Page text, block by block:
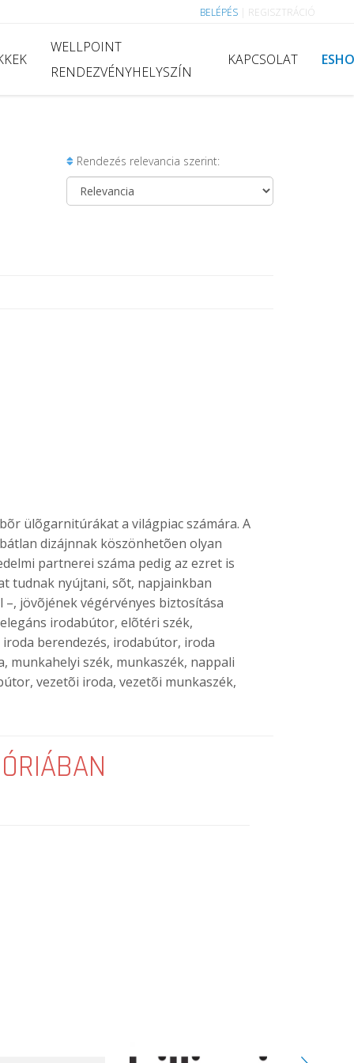
BELÉPÉS REGISZTRÁCIÓ
WELLPOINT
RENDEZVÉNYHELYSZÍN
KAPCSOLAT
Rendezés relevancia szerint:
ülõgarnitúrákat a világpiac számára. A
dizájnnak köszönhetõen olyan
partnerei száma pedig az ezret is
tudnak nyújtani, sõt, napjainkban
jövõjének végérvényes biztosítása
irodabútor, elõtéri szék,
berendezés, irodabútor, iroda
munkahelyi szék, munkaszék, nappali
vezetõi iroda, vezetõi munkaszék,